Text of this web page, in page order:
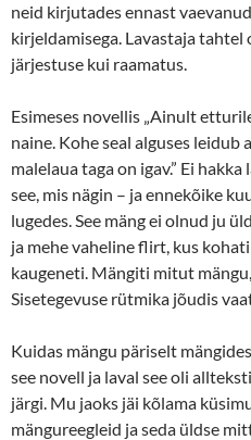
neid kirjutades ennast
kirjeldamisega. Lavastaja
järjestuse kui raamatus.
Esimeses novellis „Ainult
naine. Kohe seal alguses
malelaua taga on igav.” Ei
see, mis nägin – ja ennekõike
lugedes. See mäng ei olnud ju
ja mehe vaheline flirt, kus
kaugeneti. Mängiti mitut
Sisetegevuse rütmika jõudis
Kuidas mängu päriselt
see novell ja laval see oli
järgi. Mu jaoks jäi kõlama
mängureegleid ja seda üldse